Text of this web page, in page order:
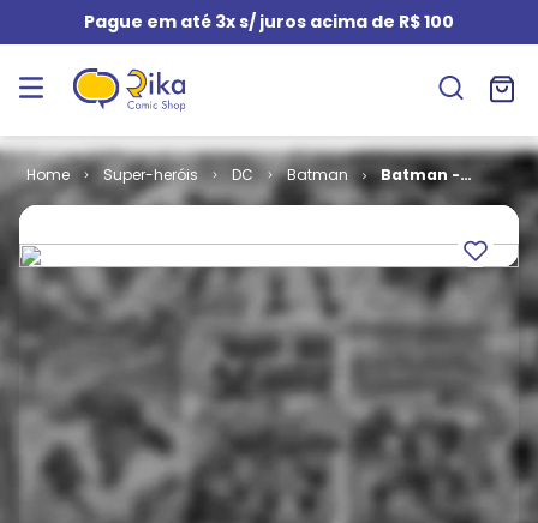
Pague em até 3x s/ juros acima de R$ 100
Super-heróis DC Batman
Batman -
Abduzido